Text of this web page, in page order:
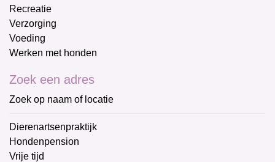
Recreatie
Verzorging
Voeding
Werken met honden
Zoek een adres
Zoek op naam of locatie
Dierenartsenpraktijk
Hondenpension
Vrije tijd